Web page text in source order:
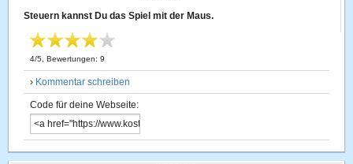
Steuern kannst Du das Spiel mit der Maus.
4/5 , Bewertungen:9
› Kommentar schreiben
Code für deine Webseite: